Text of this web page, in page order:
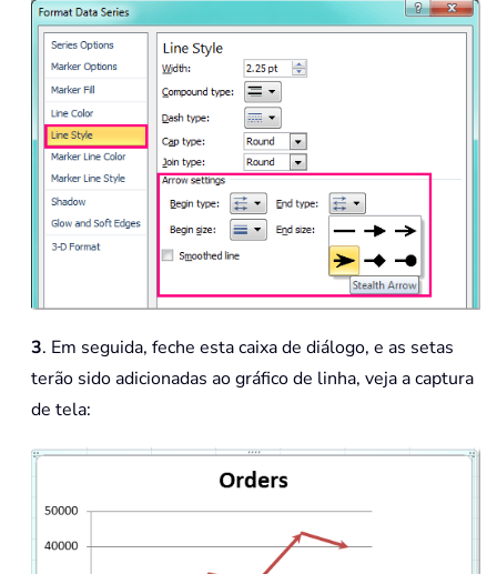
3. Em seguida, feche esta caixa de diálogo, e as setas
terão sido adicionadas ao gráfico de linha, veja a captura
de tela: